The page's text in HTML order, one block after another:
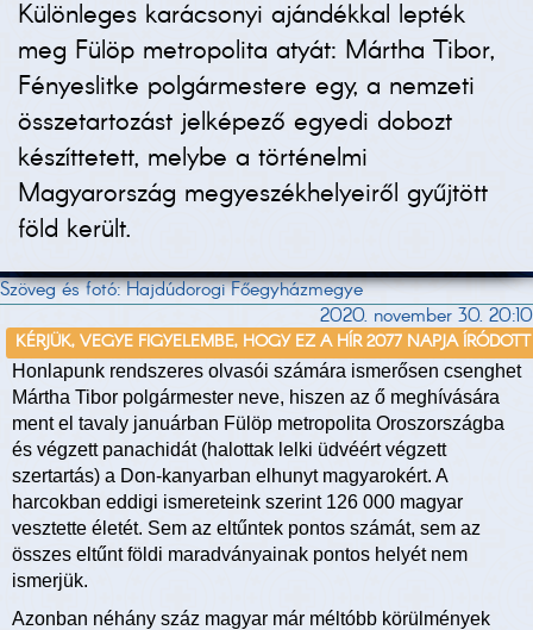
Különleges karácsonyi ajándékkal lepték
meg Fülöp metropolita atyát: Mártha Tibor,
Fényeslitke polgármestere egy, a nemzeti
összetartozást jelképező egyedi dobozt
készíttetett, melybe a történelmi
Magyarország megyeszékhelyeiről gyűjtött
föld került.
Szöveg és fotó: Hajdúdorogi Főegyházmegye
2020. november 30. 20:10
KÉRJÜK, VEGYE FIGYELEMBE, HOGY EZ A HÍR 2077 NAPJA ÍRÓDOTT
Honlapunk rendszeres olvasói számára ismerősen csenghet
Mártha Tibor polgármester neve, hiszen az ő meghívására
ment el tavaly januárban Fülöp metropolita Oroszországba
és végzett panachidát (halottak lelki üdvéért végzett
szertartás) a Don-kanyarban elhunyt magyarokért. A
harcokban eddigi ismereteink szerint 126 000 magyar
vesztette életét. Sem az eltűntek pontos számát, sem az
összes eltűnt földi maradványainak pontos helyét nem
ismerjük.
Azonban néhány száz magyar már méltóbb körülmények